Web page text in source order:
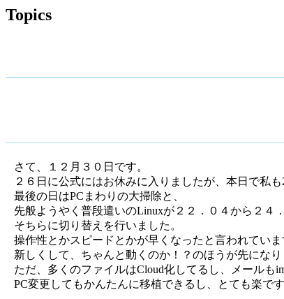
Topics
さて、１２月３０日です。
２６日に公式にはお休みに入りましたが、本日で私も
最後の日はPCまわりの大掃除と、
先般ようやく普段遣いのLinuxが２２．０４から２４
そちらに切り替えを行いました。
操作性とかスピードとかが早くなったと言われてい
新しくして、ちゃんと動くのか！？のほうが先になり
ただ、多くのファイルはCloud化してるし、メールも
PC変更してもかんたんに移植できるし、とても楽です